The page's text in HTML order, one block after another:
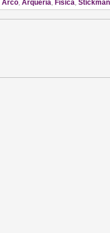
Arco, Arquería, Física, Stickman